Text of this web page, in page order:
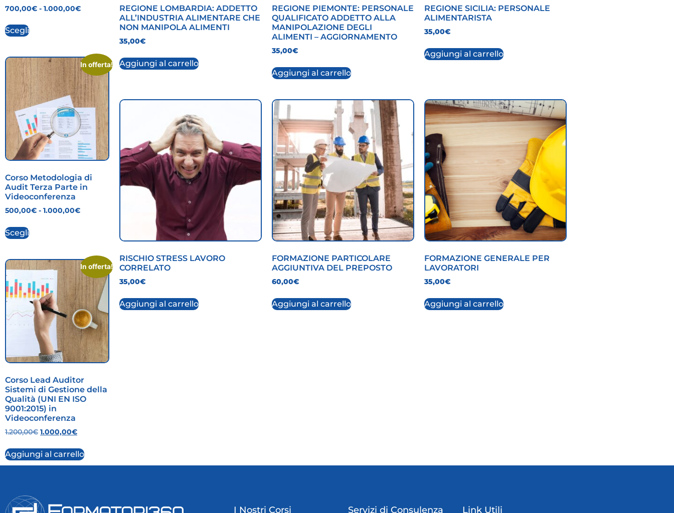
700,00€ - 1.000,00€
Scegli
In offerta!
Corso Metodologia di
Audit Terza Parte in
Videoconferenza
500,00€ - 1.000,00€
Scegli
In offerta!
Corso Lead Auditor
Sistemi di Gestione della
Qualità (UNI EN ISO
9001:2015) in
Videoconferenza
1.200,00€ 1.000,00€
Aggiungi al carrello
REGIONE LOMBARDIA: ADDETTO
ALL’INDUSTRIA ALIMENTARE CHE
NON MANIPOLA ALIMENTI
35,00€
Aggiungi al carrello
REGIONE PIEMONTE: PERSONALE
QUALIFICATO ADDETTO ALLA
MANIPOLAZIONE DEGLI
ALIMENTI – AGGIORNAMENTO
35,00€
Aggiungi al carrello
REGIONE SICILIA: PERSONALE
ALIMENTARISTA
35,00€
Aggiungi al carrello
RISCHIO STRESS LAVORO
CORRELATO
35,00€
Aggiungi al carrello
FORMAZIONE PARTICOLARE
AGGIUNTIVA DEL PREPOSTO
60,00€
Aggiungi al carrello
FORMAZIONE GENERALE PER
LAVORATORI
35,00€
Aggiungi al carrello
I Nostri Corsi Servizi di Consulenza Link Utili